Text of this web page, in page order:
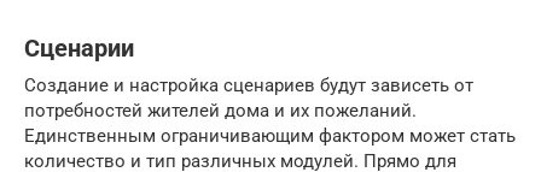
Сценарии
Создание и настройка сценариев будут зависеть от
потребностей жителей дома и их пожеланий.
Единственным ограничивающим фактором может стать
количество и тип различных модулей. Прямо для